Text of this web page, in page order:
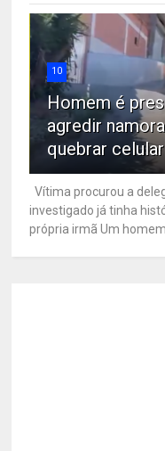
10
Homem é
agredir
quebrar
Vítima procurou a
investigado já tinha
própria irmã Um homem